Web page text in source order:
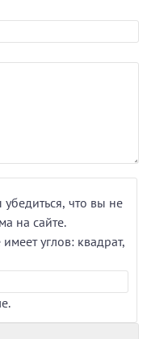
что вы не
на сайте.
углов: квадрат,